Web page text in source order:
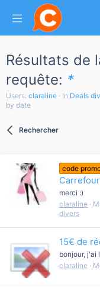
Résultats de
requête: *
Users: claraline In Deals
by date
Rechercher
code
merci :)
claraline
divers
15€ de
bonjour, j'ai
claraline